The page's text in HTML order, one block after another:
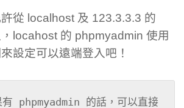
從 localhost 及 123.3.3.3 的
locahost 的 phpmyadmin 使用
設定可以遠端登入吧！
有 phpmyadmin 的話，可以直接